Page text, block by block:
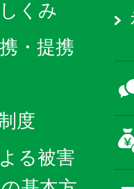
くみ
・提携
度
る被害